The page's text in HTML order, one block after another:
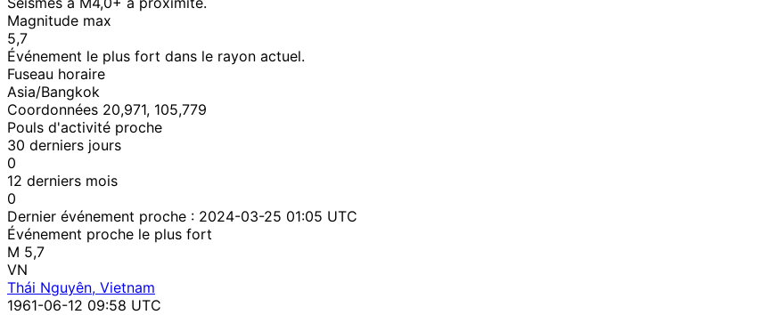
Magnitude max
5,7
Événement le plus fort dans le rayon actuel.
Fuseau horaire
Asia/Bangkok
Coordonnées 20,971, 105,779
Pouls d'activité proche
30 derniers jours
0
12 derniers mois
0
Dernier événement proche : 2024-03-25 01:05 UTC
Événement proche le plus fort
M 5,7
VN
Thái Nguyên, Vietnam
1961-06-12 09:58 UTC